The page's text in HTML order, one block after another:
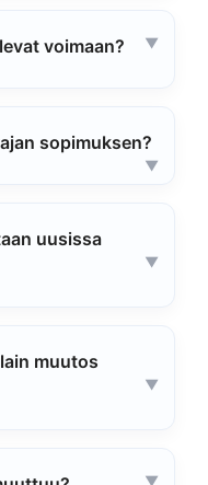
voimaan?
sopimuksen?
uusissa
muutos